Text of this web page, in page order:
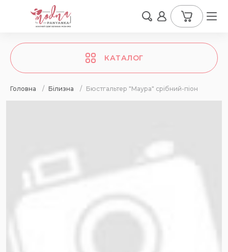
КАТАЛОГ
Головна / Білизна / Бюстгальтер "Маура" срібний-піон